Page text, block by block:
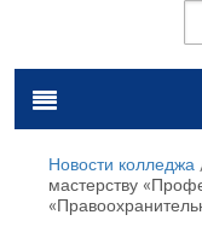
Новости колледжа
мастерству